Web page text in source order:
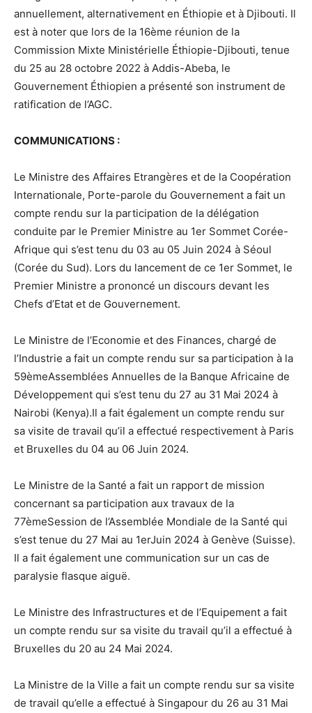
annuellement, alternativement en Éthiopie et à Djibouti. Il
est à noter que lors de la 16ème réunion de la
Commission Mixte Ministérielle Éthiopie-Djibouti, tenue
du 25 au 28 octobre 2022 à Addis-Abeba, le
Gouvernement Éthiopien a présenté son instrument de
ratification de l’AGC.
COMMUNICATIONS :
Le Ministre des Affaires Etrangères et de la Coopération
Internationale, Porte-parole du Gouvernement a fait un
compte rendu sur la participation de la délégation
conduite par le Premier Ministre au 1er Sommet Corée-
Afrique qui s’est tenu du 03 au 05 Juin 2024 à Séoul
(Corée du Sud). Lors du lancement de ce 1er Sommet, le
Premier Ministre a prononcé un discours devant les
Chefs d’Etat et de Gouvernement.
Le Ministre de l’Economie et des Finances, chargé de
l’Industrie a fait un compte rendu sur sa participation à la
59èmeAssemblées Annuelles de la Banque Africaine de
Développement qui s’est tenu du 27 au 31 Mai 2024 à
Nairobi (Kenya).Il a fait également un compte rendu sur
sa visite de travail qu’il a effectué respectivement à Paris
et Bruxelles du 04 au 06 Juin 2024.
Le Ministre de la Santé a fait un rapport de mission
concernant sa participation aux travaux de la
77èmeSession de l’Assemblée Mondiale de la Santé qui
s’est tenue du 27 Mai au 1erJuin 2024 à Genève (Suisse).
Il a fait également une communication sur un cas de
paralysie flasque aiguë.
Le Ministre des Infrastructures et de l’Equipement a fait
un compte rendu sur sa visite du travail qu’il a effectué à
Bruxelles du 20 au 24 Mai 2024.
La Ministre de la Ville a fait un compte rendu sur sa visite
de travail qu’elle a effectué à Singapour du 26 au 31 Mai